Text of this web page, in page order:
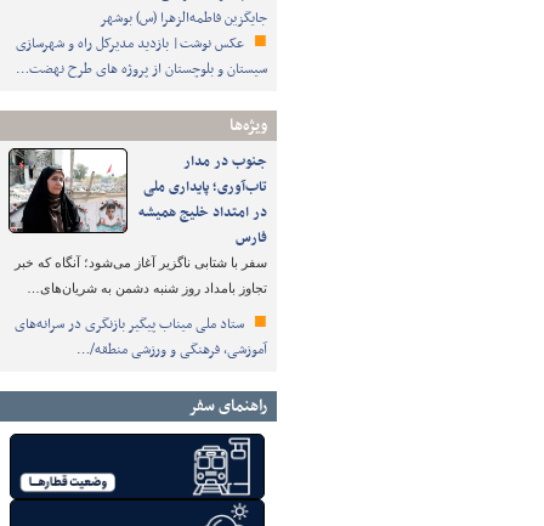
جایگزین فاطمه‌الزهرا (س) بوشهر
عکس نوشت| بازدید مدیرکل راه و شهرسازی
سیستان و بلوچستان از پروژه های طرح نهضت…
ویژه‌ها
جنوب در مدار
تاب‌آوری؛ پایداری ملی
در امتداد خلیج همیشه
فارس
سفر با شتابی ناگزیر آغاز می‌شود؛ آنگاه که خبر
تجاوز بامداد روز شنبه دشمن به شریان‌های…
ستاد ملی میناب پیگیر بازنگری در سرانه‌های
آموزشی، فرهنگی و ورزشی منطقه/…
راهنمای سفر